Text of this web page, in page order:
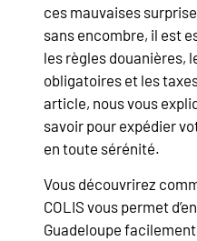
ces mauvaises
sans encombre, il est
les règles douanières,
obligatoires et les
article, nous vous
savoir pour expédier
en toute sérénité.
Vous découvrirez
COLIS vous permet
Guadeloupe